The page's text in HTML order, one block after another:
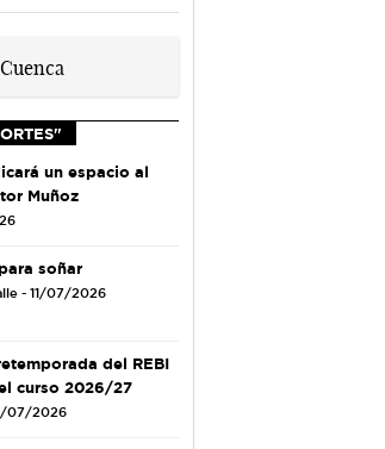
un espacio al
Muñoz
soñar
- 11/07/2026
del REBI
curso 2026/27
07/2026